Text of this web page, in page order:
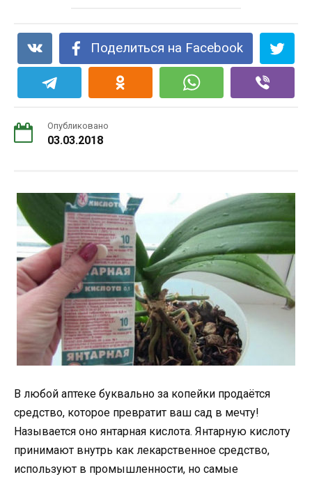
Поделиться на Facebook
Опубликовано
03.03.2018
В любой аптеке буквально за копейки продаётся
средство, которое превратит ваш сад в мечту!
Называется оно янтарная кислота. Янтарную кислоту
принимают внутрь как лекарственное средство,
используют в промышленности, но самые